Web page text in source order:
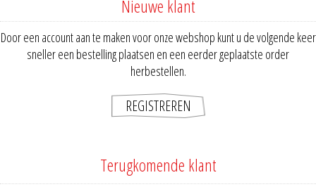
Nieuwe klant
Door een account aan te maken voor onze webshop kunt u de volgende keer
sneller een bestelling plaatsen en een eerder geplaatste order
herbestellen.
Terugkomende klant